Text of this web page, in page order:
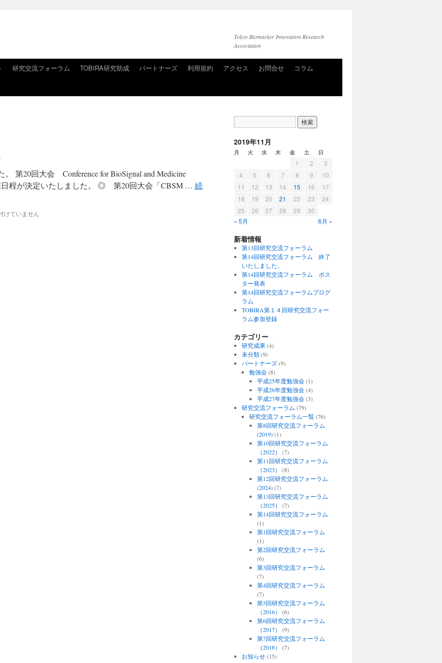
Tokyo Biomarker Innovation Research
Association
研究交流フォーラム TOBIRA研究助成 パートナーズ 利用規約 アクセス お問合せ
コラム
第20回大会 Conference for BioSignal and Medicine
程が決定いたしました。 ◎ 第20回大会「CBSM … 続
けていません
2019年11月
月 火 水 木 金 土 日
1 2
3
4
5 6 7 8 9
10
11
12 13 14 15 16
17
18
19 20 21 22 23
24
25
26 27 28 29
30
« 5月
6月 »
新着情報
第13回研究交流フォーラム
第14回研究交流フォーラム 終了
いたしました。
第14回研究交流フォーラム ポス
ター発表
第14回研究交流フォーラムプログ
ラム
TOBIRA第１４回研究交流フォー
ラム参加登録
カテゴリー
研究成果(4)
未分類(9)
パートナーズ(9)
勉強会(8)
平成25年度勉強会(1)
平成26年度勉強会(4)
平成27年度勉強会(3)
研究交流フォーラム (79)
研究交流フォーラム一覧(76)
第8回研究交流フォーラム
(2019)(1)
第10回研究交流フォーラム
（2022）
(7)
第11回研究交流フォーラム
（2023）
(8)
第12回研究交流フォーラム
(2024)(7)
第13回研究交流フォーラム
（2025）
(7)
第14回研究交流フォーラム
(1)
第1回研究交流フォーラム
(1)
第2回研究交流フォーラム
(6)
第3回研究交流フォーラム
(7)
第4回研究交流フォーラム
(7)
第5回研究交流フォーラム
（2016）
(6)
第6回研究交流フォーラム
（2017）
(9)
第7回研究交流フォーラム
（2018）
(7)
お知らせ(15)